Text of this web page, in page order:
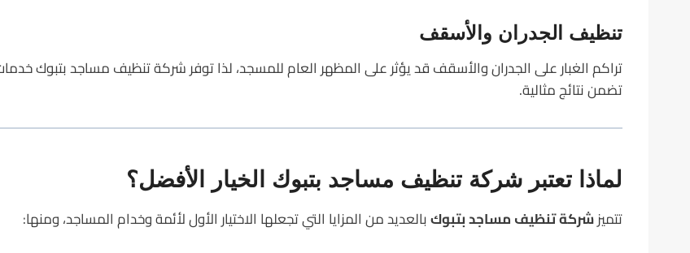
تنظيف الجدران والأسقف
تراكم الغبار على الجدران والأسقف قد يؤثر على المظهر العام للمسجد، لذا توفر شركة تنظيف مساجد بتبوك
تضمن نتائج مثالية.
لماذا تعتبر شركة تنظيف مساجد بتبوك الخيار الأفضل؟
تتميزشركة تنظيف مساجد بتبوكبالعديد من المزايا التي تجعلها الاختيار الأول لأئمة وخدام المساجد، ومنها: